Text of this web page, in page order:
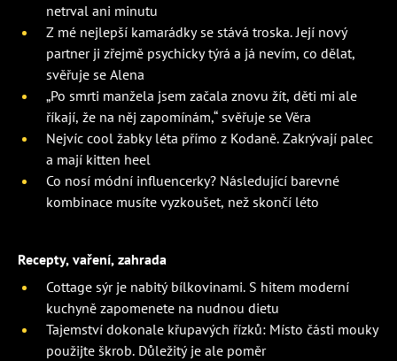
netrval ani minutu
Z mé nejlepší kamarádky se stává troska. Její nový
partner ji zřejmě psychicky týrá a já nevím, co dělat,
svěřuje se Alena
„Po smrti manžela jsem začala znovu žít, děti mi ale
říkají, že na něj zapomínám,“ svěřuje se Věra
Nejvíc cool žabky léta přímo z Kodaně. Zakrývají palec
a mají kitten heel
Co nosí módní influencerky? Následující barevné
kombinace musíte vyzkoušet, než skončí léto
Recepty, vaření, zahrada
Cottage sýr je nabitý bílkovinami. S hitem moderní
kuchyně zapomenete na nudnou dietu
Tajemství dokonale křupavých řízků: Místo části mouky
použijte škrob. Důležitý je ale poměr